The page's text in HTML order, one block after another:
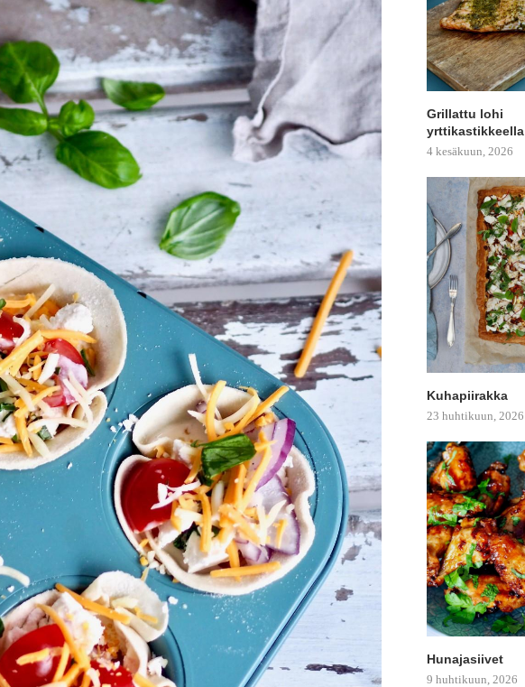
Grillattu lohi
yrttikastikkeella
4 kesäkuun, 2026
Kuhapiirakka
23 huhtikuun, 2026
Hunajasiivet
9 huhtikuun, 2026